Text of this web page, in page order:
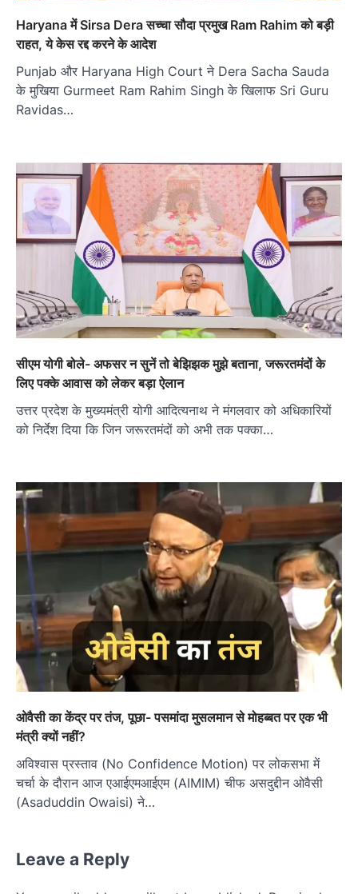
Haryana में Sirsa Dera सच्चा सौदा प्रमुख Ram Rahim को बड़ी
राहत, ये केस रद्द करने के आदेश
Punjab और Haryana High Court ने Dera Sacha Sauda
के मुखिया Gurmeet Ram Rahim Singh के खिलाफ Sri Guru
Ravidas…
सीएम योगी बोले- अफसर न सुनें तो बेझिझक मुझे बताना, जरूरतमंदों के
लिए पक्के आवास को लेकर बड़ा ऐलान
उत्तर प्रदेश के मुख्यमंत्री योगी आदित्यनाथ ने मंगलवार को अधिकारियों
को निर्देश दिया कि जिन जरूरतमंदों को अभी तक पक्का…
ओवैसी का केंद्र पर तंज, पूछा- पसमांदा मुसलमान से मोहब्बत पर एक भी
मंत्री क्यों नहीं?
अविश्वास प्रस्ताव (No Confidence Motion) पर लोकसभा में
चर्चा के दौरान आज एआईएमआईएम (AIMIM) चीफ असदुद्दीन ओवैसी
(Asaduddin Owaisi) ने…
Leave a Reply